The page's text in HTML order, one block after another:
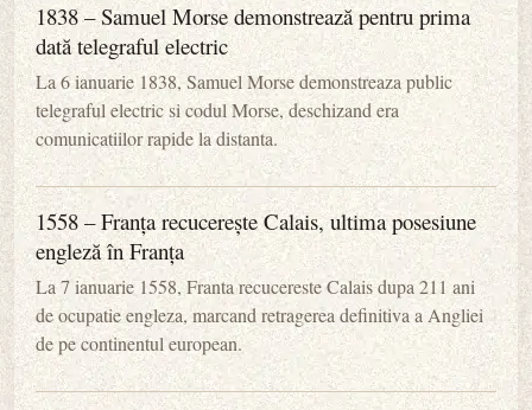
1838 – Samuel Morse demonstrează pentru prima
dată telegraful electric
La 6 ianuarie 1838, Samuel Morse demonstreaza public
telegraful electric si codul Morse, deschizand era
comunicatiilor rapide la distanta.
1558 – Franța recucerește Calais, ultima posesiune
engleză în Franța
La 7 ianuarie 1558, Franta recucereste Calais dupa 211 ani
de ocupatie engleza, marcand retragerea definitiva a Angliei
de pe continentul european.